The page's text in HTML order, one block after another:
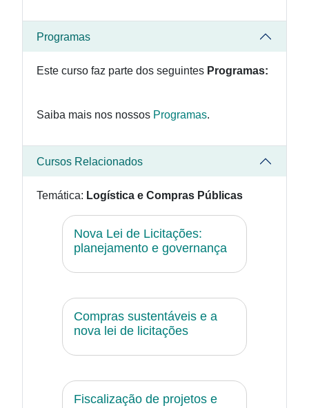
Programas
Este curso faz parte dos seguintes Programas:
Saiba mais nos nossos Programas.
Cursos Relacionados
Temática: Logística e Compras Públicas
Nova Lei de Licitações:
planejamento e governança
Compras sustentáveis e a
nova lei de licitações
Fiscalização de projetos e